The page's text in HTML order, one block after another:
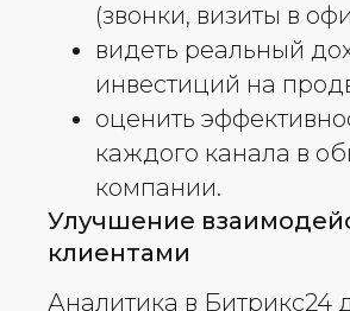
(звонки, визиты в
видеть реальный
инвестиций на
оценить
каждого канала в
компании.
Улучшение
клиентами
Аналитика в Битрикс24